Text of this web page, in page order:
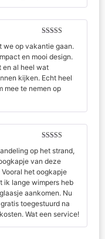
5uit 5
op het strand,
van deze
het oogkapje
ik lange wimpers heb
aankomen. Nu
toegestuurd na
Wat een service!
5uit 5
we op vakantie gaan.
en mooi design.
en al heel wat
kijken. Echt heel
mee te nemen op